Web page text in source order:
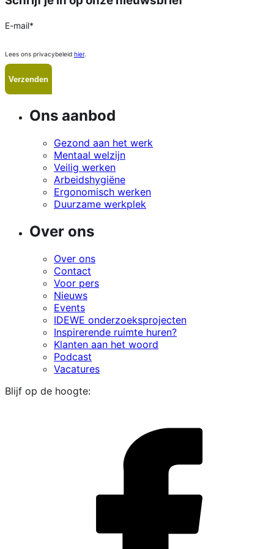
E-mail*
Lees ons privacybeleid hier.
Ons aanbod
Gezond aan het werk
Mentaal welzijn
Veilig werken
Arbeidshygiëne
Ergonomisch werken
Duurzame werkplek
Over ons
Over ons
Contact
Voor pers
Nieuws
Events
IDEWE onderzoeksprojecten
Inspirerende ruimte huren?
Klanten aan het woord
Podcast
Vacatures
Blijf op de hoogte: